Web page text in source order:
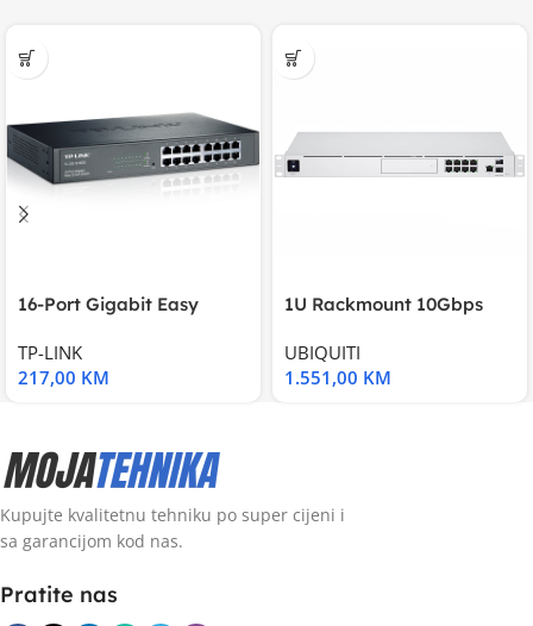
16-Port Gigabit Easy
TP-LINK
217,00 KM
1U Rackmount 10Gbps
UBIQUITI
1.551,00 KM
Kupujte kvalitetnu tehniku po super cijeni i
sa garancijom kod nas.
Pratite nas